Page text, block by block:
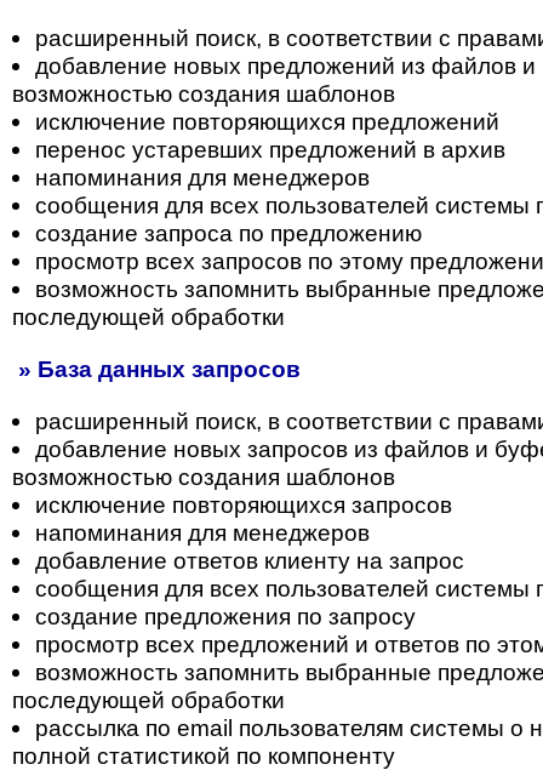
расширенный поиск, в соответствии с
добавление новых предложений из файлов
возможностью создания шаблонов
исключение повторяющихся предложений
перенос устаревших предложений в архив
напоминания для менеджеров
сообщения для всех пользователей
создание запроса по предложению
просмотр всех запросов по этому
возможность запомнить выбранные
последующей обработки
» База данных запросов
расширенный поиск, в соответствии с
добавление новых запросов из файлов и
возможностью создания шаблонов
исключение повторяющихся запросов
напоминания для менеджеров
добавление ответов клиенту на запрос
сообщения для всех пользователей системы
создание предложения по запросу
просмотр всех предложений и ответов по
возможность запомнить выбранные
последующей обработки
рассылка по email пользователям системы о
полной статистикой по компоненту